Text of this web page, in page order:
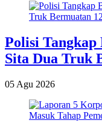
Polisi Tangkap
Sita Dua Truk
05 Agu 2026